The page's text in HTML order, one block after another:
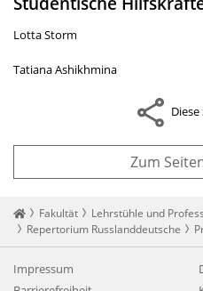
Lotta Storm
Tatiana Ashikhmina
Zum
Startseite
Fakultät Lehrstühle und
Repertorium Russlanddeutsche
Impressum